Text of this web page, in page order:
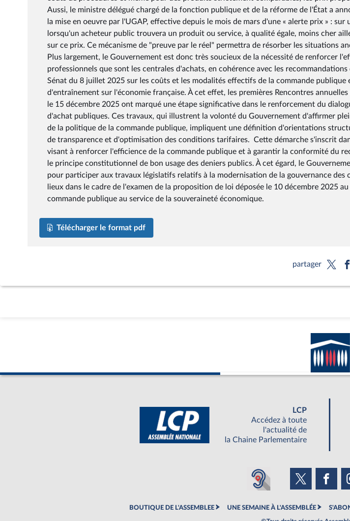
Aussi, le ministre délégué chargé de la fonction publique et de la réforme de l'État a
la mise en oeuvre par l'UGAP, effective depuis le mois de mars d'une « alerte prix » : sur
lorsqu'un acheteur public trouvera un produit ou service, à qualité égale, moins cher
sur ce prix. Ce mécanisme de "preuve par le réel" permettra de résorber les situations
Plus largement, le Gouvernement est donc très soucieux de la nécessité de renforcer
professionnels que sont les centrales d'achats, en cohérence avec les
Sénat du 8 juillet 2025 sur les coûts et les modalités effectifs de la commande publique
d'entraînement sur l'économie française. À cet effet, les premières Rencontres
le 15 décembre 2025 ont marqué une étape significative dans le renforcement du
d'achat publiques. Ces travaux, qui illustrent la volonté du Gouvernement d'affirmer
de la politique de la commande publique, impliquent une définition d'orientations
de transparence et d'optimisation des conditions tarifaires. Cette démarche s'inscrit
visant à renforcer l'efficience de la commande publique et à garantir la conformité du
le principe constitutionnel de bon usage des deniers publics. À cet égard, le
pour participer aux travaux législatifs relatifs à la modernisation de la gouvernance des
lieux dans le cadre de l'examen de la proposition de loi déposée le 10 décembre 2025
commande publique au service de la souveraineté économique.
Télécharger le format pdf
partager
LCP
Accédez à toute
l'actualité de
la Chaine Parlementaire
BOUTIQUE DE L'ASSEMBLEE UNE SEMAINE À L'ASSEMBLÉE